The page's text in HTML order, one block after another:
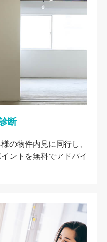
断
の物件内見に同行し、
ントを無料でアドバイ